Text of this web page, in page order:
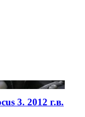
3. 2012 г.в.